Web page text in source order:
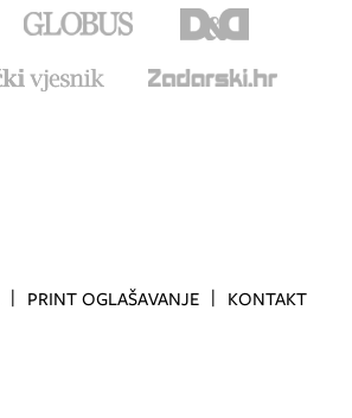
PRINT OGLAŠAVANJE KONTAKT